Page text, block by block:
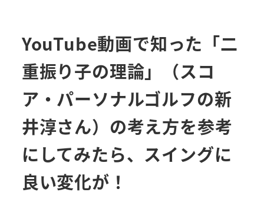
YouTube動画で知った「二
重振り子の理論」（スコ
ア・パーソナルゴルフの新
井淳さん）の考え方を参考
にしてみたら、スイングに
良い変化が！